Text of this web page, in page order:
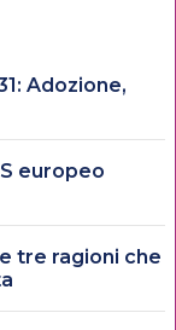
Adozione,
europeo
tre ragioni che